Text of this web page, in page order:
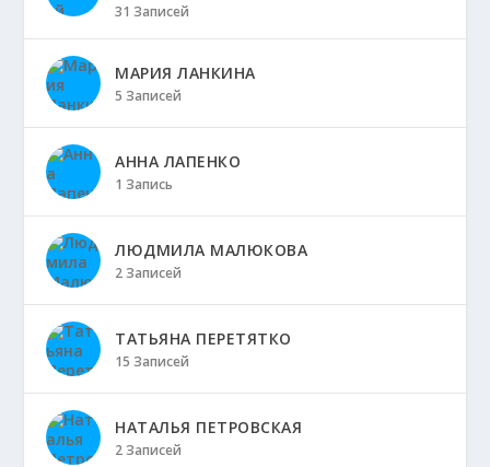
31 Записей
МАРИЯ ЛАНКИНА
5 Записей
АННА ЛАПЕНКО
1 Запись
ЛЮДМИЛА МАЛЮКОВА
2 Записей
ТАТЬЯНА ПЕРЕТЯТКО
15 Записей
НАТАЛЬЯ ПЕТРОВСКАЯ
2 Записей